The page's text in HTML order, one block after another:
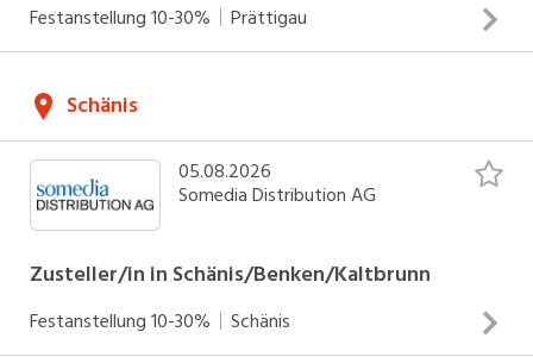
Festanstellung10-30% Prättigau
INSERAT ANSEHEN
Schänis
05.08.2026
Somedia Distribution AG
Zusteller/in in Schänis/Benken/Kaltbrunn
Festanstellung10-30% Schänis